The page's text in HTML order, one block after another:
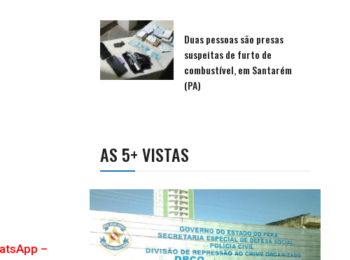
–
Duas pessoas são presas
suspeitas de furto de
combustível, em Santarém
(PA)
AS 5+ VISTAS